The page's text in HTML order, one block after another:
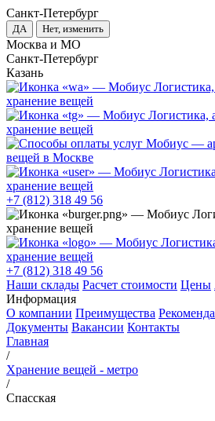
Санкт-Петербург
ДА Нет, изменить
Москва и МО
Санкт-Петербург
Казань
+7 (812) 318 49 56
+7 (812) 318 49 56
Наши склады Расчет стоимости Цены
Информация
О компании Преимущества
Документы Вакансии Контакты
Главная
/
Хранение вещей - метро
/
Спасская